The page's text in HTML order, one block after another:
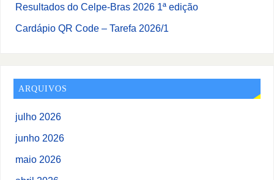
Resultados do Celpe-Bras 2026 1ª edição
Cardápio QR Code – Tarefa 2026/1
ARQUIVOS
julho 2026
junho 2026
maio 2026